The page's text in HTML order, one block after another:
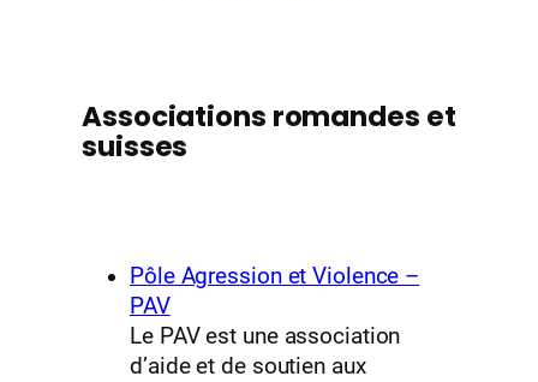
Associations romandes et
suisses
Pôle Agression et Violence –
PAV
Le PAV est une association
d’aide et de soutien aux